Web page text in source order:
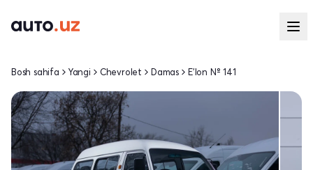
Bosh sahifa Yangi Chevrolet Damas E'lon № 141